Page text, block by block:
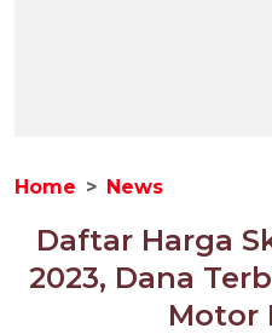
Home News
Daftar Harga
2023, Dana
Motor